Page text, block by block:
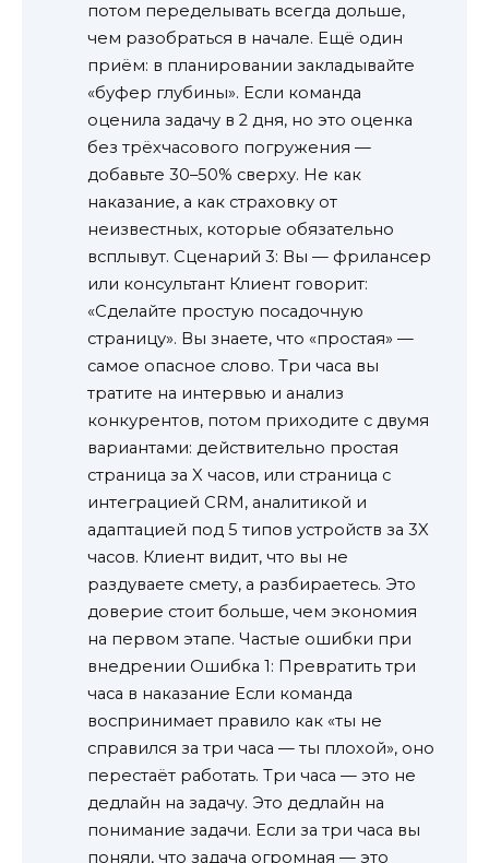
потом переделывать всегда дольше,
чем разобраться в начале. Ещё один
приём: в планировании закладывайте
«буфер глубины». Если команда
оценила задачу в 2 дня, но это оценка
без трёхчасового погружения —
добавьте 30–50% сверху. Не как
наказание, а как страховку от
неизвестных, которые обязательно
всплывут. Сценарий 3: Вы — фрилансер
или консультант Клиент говорит:
«Сделайте простую посадочную
страницу». Вы знаете, что «простая» —
самое опасное слово. Три часа вы
тратите на интервью и анализ
конкурентов, потом приходите с двумя
вариантами: действительно простая
страница за X часов, или страница с
интеграцией CRM, аналитикой и
адаптацией под 5 типов устройств за 3X
часов. Клиент видит, что вы не
раздуваете смету, а разбираетесь. Это
доверие стоит больше, чем экономия
на первом этапе. Частые ошибки при
внедрении Ошибка 1: Превратить три
часа в наказание Если команда
воспринимает правило как «ты не
справился за три часа — ты плохой», оно
перестаёт работать. Три часа — это не
дедлайн на задачу. Это дедлайн на
понимание задачи. Если за три часа вы
поняли, что задача огромная — это